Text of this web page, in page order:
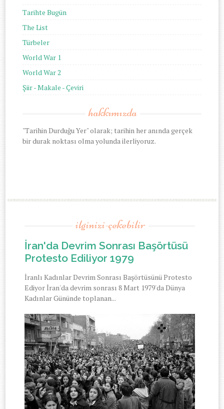
Tarihte Bugün
The List
Türbeler
World War 1
World War 2
Şiir - Makale - Çeviri
hakkımızda
"Tarihin Durduğu Yer" olarak; tarihin her anında gerçek
bir durak noktası olma yolunda ilerliyoruz.
ilginizi-çekebilir
İran'da Devrim Sonrası Başörtüsü
Protesto Ediliyor 1979
İranlı Kadınlar Devrim Sonrası Başörtüsünü Protesto
Ediyor İran'da devrim sonrası 8 Mart 1979'da Dünya
Kadınlar Gününde toplanan...